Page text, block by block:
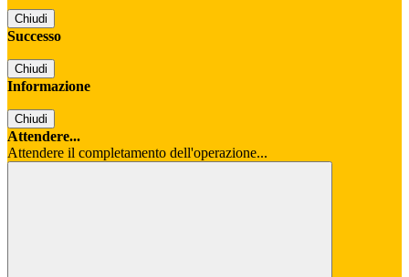
Chiudi
Successo
Chiudi
Informazione
Chiudi
Attendere...
Attendere il completamento dell'operazione...